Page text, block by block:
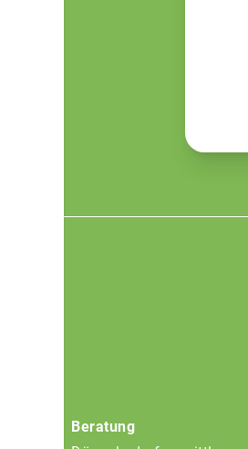
Beratung